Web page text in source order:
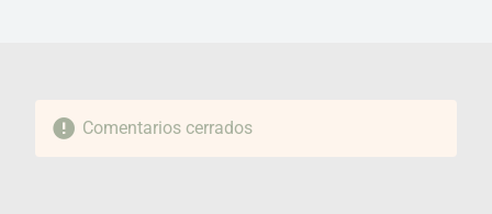
Comentarios cerrados